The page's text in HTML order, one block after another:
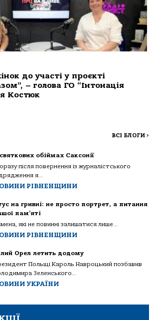
до участі у проєкті
– голова ГО “Інтонація
Костюк
ВСІ БЛОГИ >
обіймах Саксонії
після повернення із журналістського
я...
РІВНЕНЩИНИ
на гривні: не просто портрет, а питання
пам’яті
які не повинні залишатися лише...
РІВНЕНЩИНИ
Орел летить додому
Польщі Кароль Навроцький позбавив
Зеленського...
УКРАЇНИ